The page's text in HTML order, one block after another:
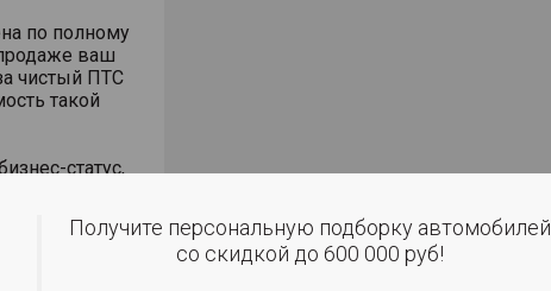
по полному
ваш
чистый ПТС
такой
статус,
и салон, где
и
Получите персональную подборку автомобилей
со скидкой до 600 000 руб!